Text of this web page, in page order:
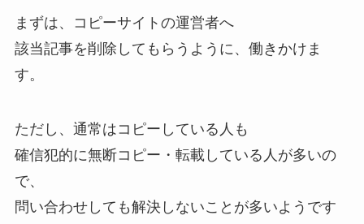
まずは、コピーサイトの運営者へ
該当記事を削除してもらうように、働きかけま
す。
ただし、通常はコピーしている人も
確信犯的に無断コピー・転載している人が多いの
で、
問い合わせしても解決しないことが多いようです